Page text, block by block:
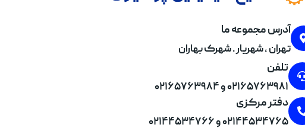
آدرس مجموعه ما
تهران , شهریار . شهرک بهاران
تلفن
۰۲۱۶۵۷۶۳۹۸۱ و ۰۲۱۶۵۷۶۳۹۸۴
دفتر مرکزی
۰۲۱۴۴۵۳۴۷۶۵ و ۰۲۱۴۴۵۳۴۷۶۶